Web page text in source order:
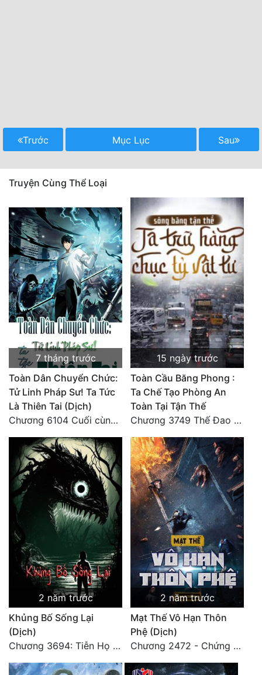
Trước Mục Lục Sau
Truyện Cùng Thể Loại
7 tháng trước
Toàn Dân Chuyển Chức:
Tử Linh Pháp Sư! Ta Tức
Là Thiên Tai (Dịch)
Chương 6104 Cuối cùng (HẾT)
15 ngày trước
Toàn Cầu Băng Phong :
Ta Chế Tạo Phòng An
Toàn Tại Tận Thế
Chương 3749 Thế Đao xuất kích
2 năm trước
Khủng Bố Sống Lại
(Dịch)
Chương 3694: Tiễn Họ Đoạn Đường Cuối - Hoàn
2 năm trước
Mạt Thế Vô Hạn Thôn
Phệ (Dịch)
Chương 2472 - Chứng đạo vĩnh hằng! (Đại kết cục) (4)